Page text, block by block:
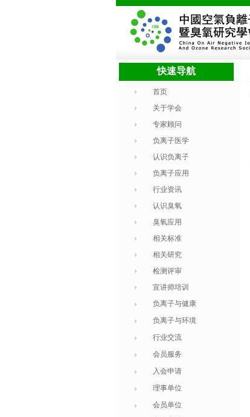
快速导航
首页
关于学会
专家顾问
负离子医学
认识负离子
负离子应用
行业资讯
认识臭氧
臭氧应用
相关标准
相关研究
检测评审
宣讲师培训
负离子与健康
负离子与环境
行业交流
会员服务
入会申请
理事单位
会员单位